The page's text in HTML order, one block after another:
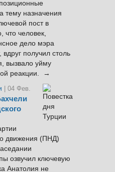
тему назначения
пост в
что человек,
дело мэра
получил столь
вызвало уйму
реакции. →
| 04 Фев.
движения (ПНД)
озвучил ключевую
Анатолия не